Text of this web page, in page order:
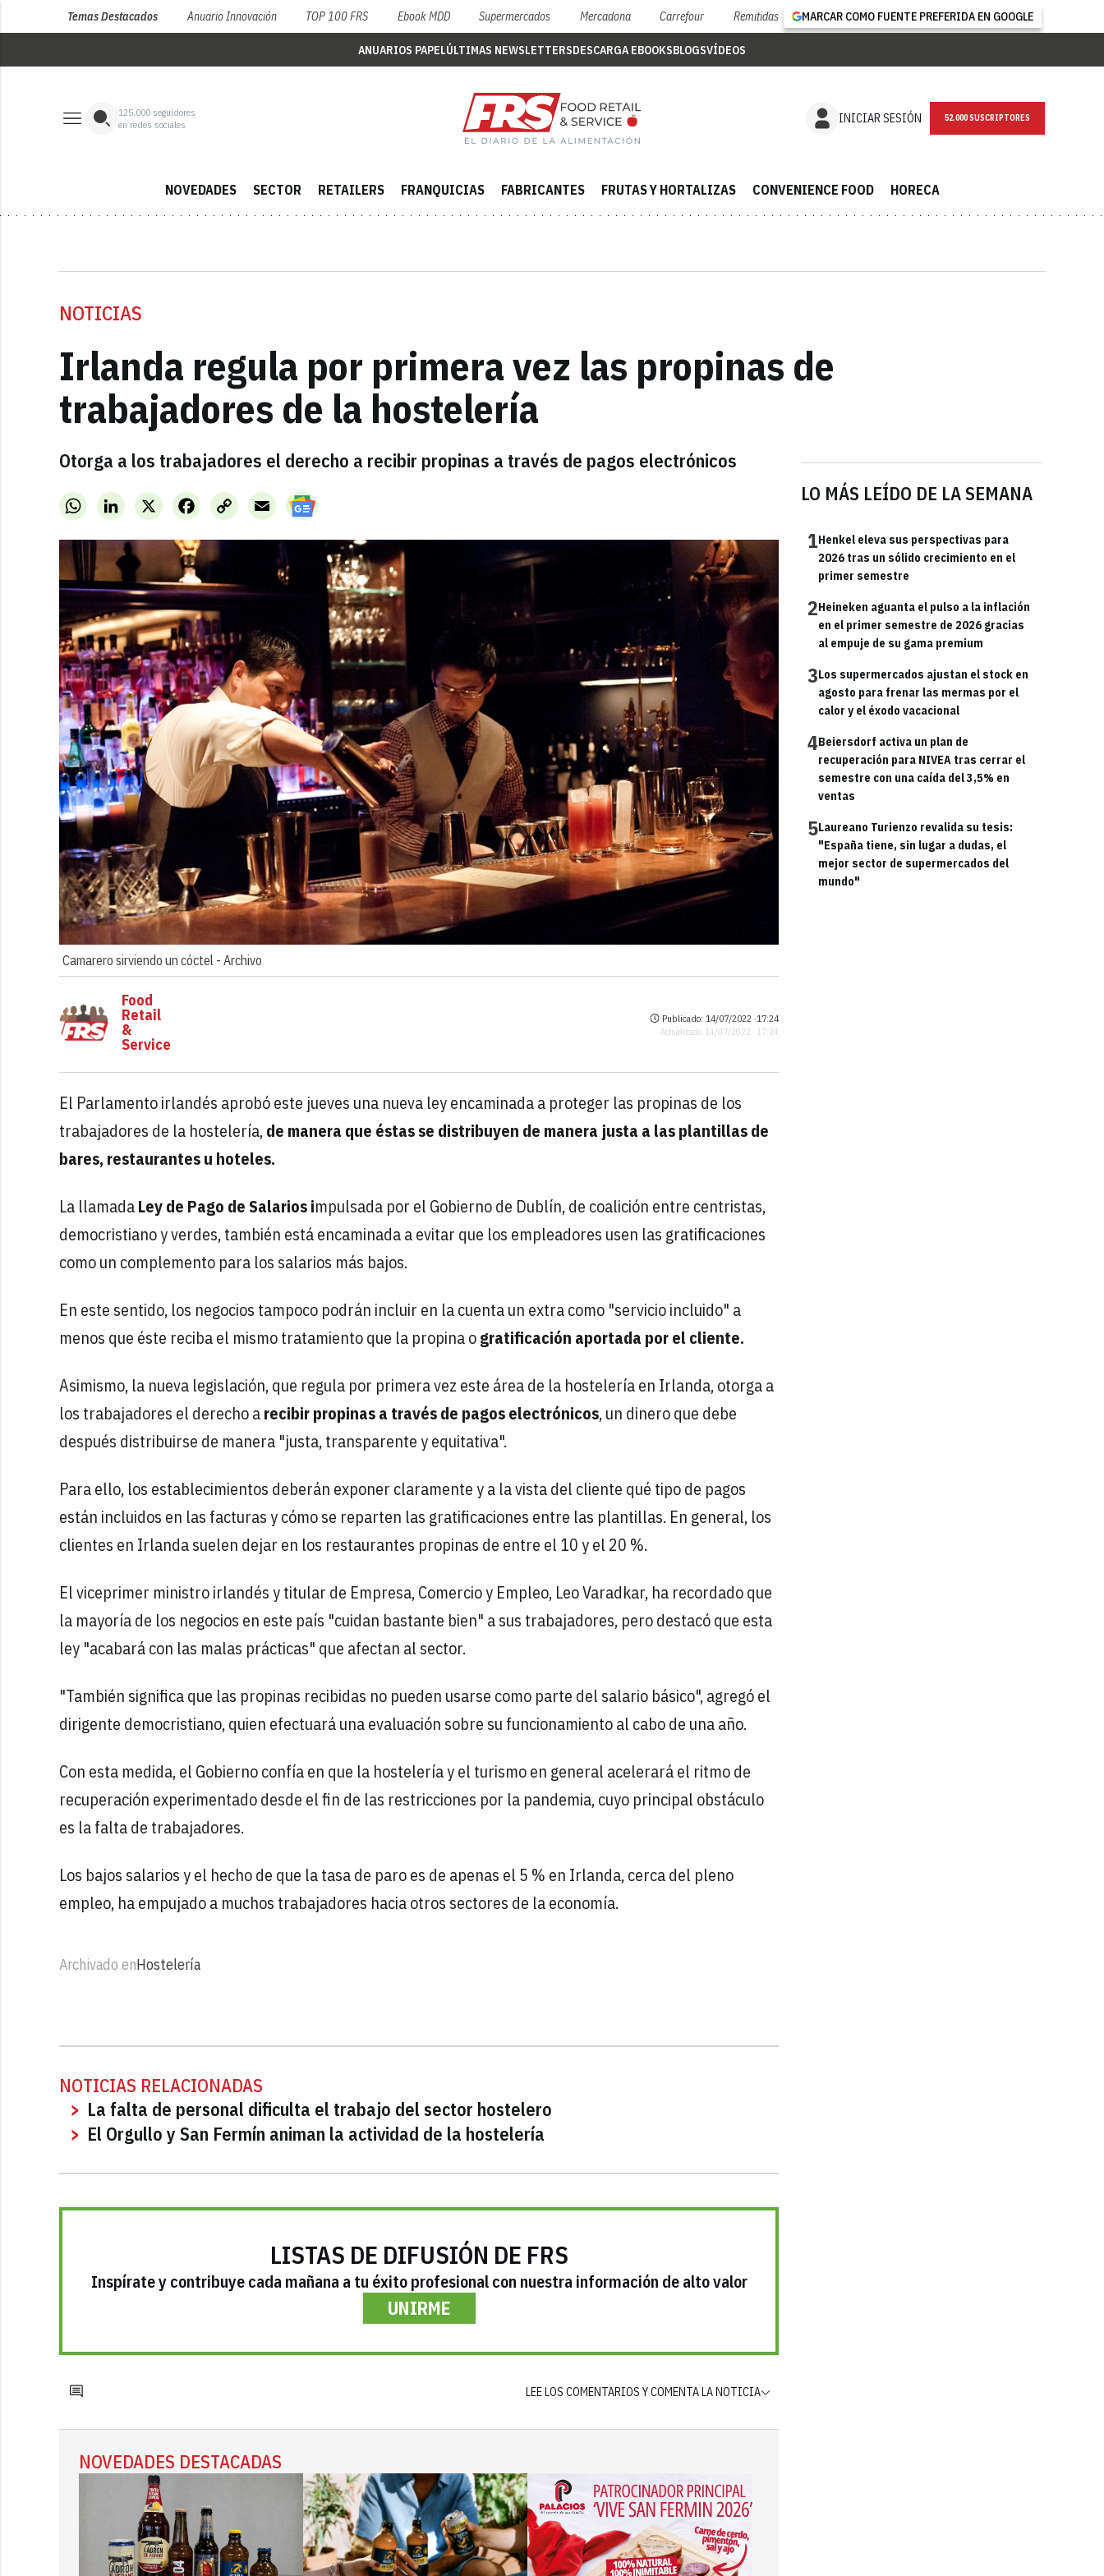
Temas Destacados Anuario Innovación TOP 100 FRS Ebook MDD Supermercados Mercadona Carrefour Remitidas MARCAR COMO FUENTE PREFERIDA EN GOOGLE
ANUARIOS PAPELÚLTIMAS NEWSLETTERSDESCARGA EBOOKSBLOGSVÍDEOS
125,000 seguidores
en redes sociales
INICIAR SESIÓN NEWSLETTER
NOVEDADES SECTOR RETAILERS FRANQUICIAS FABRICANTES FRUTAS Y HORTALIZAS CONVENIENCE FOOD HORECA
NOTICIAS
Irlanda regula por primera vez las propinas de
trabajadores de la hostelería
Otorga a los trabajadores el derecho a recibir propinas a través de pagos electrónicos
WhatsAppLinkedInX FacebookCopy
Link
Email
Camarero sirviendo un cóctel - Archivo
LO MÁS LEÍDO DE LA SEMANA
1Henkel eleva sus perspectivas para
2026 tras un sólido crecimiento en el
primer semestre
2Heineken aguanta el pulso a la inflación
en el primer semestre de 2026 gracias
al empuje de su gama premium
3Los supermercados ajustan el stock en
agosto para frenar las mermas por el
calor y el éxodo vacacional
4Beiersdorf activa un plan de
recuperación para NIVEA tras cerrar el
semestre con una caída del 3,5% en
ventas
5Laureano Turienzo revalida su tesis:
"España tiene, sin lugar a dudas, el
mejor sector de supermercados del
mundo"
Food
Retail
&
Service
Publicado: 14/07/2022 ·17:24
Actualizado: 14/07/2022 · 17:24
El Parlamento irlandés aprobó este jueves una nueva ley encaminada a proteger las propinas de los
trabajadores de la hostelería,de manera que éstas se distribuyen de manera justa a las plantillas de
bares, restaurantes u hoteles.
La llamadaLey de Pago de Salarios impulsada por el Gobierno de Dublín, de coalición entre centristas,
democristiano y verdes, también está encaminada a evitar que los empleadores usen las gratificaciones
como un complemento para los salarios más bajos.
En este sentido, los negocios tampoco podrán incluir en la cuenta un extra como "servicio incluido" a
menos que éste reciba el mismo tratamiento que la propina ogratificación aportada por el cliente.
Asimismo, la nueva legislación, que regula por primera vez este área de la hostelería en Irlanda, otorga a
los trabajadores el derecho arecibir propinas a través de pagos electrónicos, un dinero que debe
después distribuirse de manera "justa, transparente y equitativa".
Para ello, los establecimientos deberán exponer claramente y a la vista del cliente qué tipo de pagos
están incluidos en las facturas y cómo se reparten las gratificaciones entre las plantillas. En general, los
clientes en Irlanda suelen dejar en los restaurantes propinas de entre el 10 y el 20 %.
El viceprimer ministro irlandés y titular de Empresa, Comercio y Empleo, Leo Varadkar, ha recordado que
la mayoría de los negocios en este país "cuidan bastante bien" a sus trabajadores, pero destacó que esta
ley "acabará con las malas prácticas" que afectan al sector.
"También significa que las propinas recibidas no pueden usarse como parte del salario básico", agregó el
dirigente democristiano, quien efectuará una evaluación sobre su funcionamiento al cabo de una año.
Con esta medida, el Gobierno confía en que la hostelería y el turismo en general acelerará el ritmo de
recuperación experimentado desde el fin de las restricciones por la pandemia, cuyo principal obstáculo
es la falta de trabajadores.
Los bajos salarios y el hecho de que la tasa de paro es de apenas el 5 % en Irlanda, cerca del pleno
empleo, ha empujado a muchos trabajadores hacia otros sectores de la economía.
Archivado enHostelería
NOTICIAS RELACIONADAS
La falta de personal dificulta el trabajo del sector hostelero
El Orgullo y San Fermín animan la actividad de la hostelería
LISTAS DE DIFUSIÓN DE FRS
Inspírate y contribuye cada mañana a tu éxito profesional con nuestra información de alto valor
UNIRME
LEE LOS COMENTARIOS Y COMENTA LA NOTICIA
NOVEDADES DESTACADAS